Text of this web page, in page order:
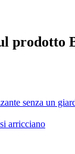
prodotto
senza un
arricciano